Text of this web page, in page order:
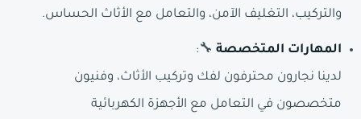
والتركيب، التغليف الآمن، والتعامل مع الأثاث الحساس.
المهارات المتخصصة🔧:
لدينا نجارون محترفون لفك وتركيب الأثاث، وفنيون
متخصصون في التعامل مع الأجهزة الكهربائية